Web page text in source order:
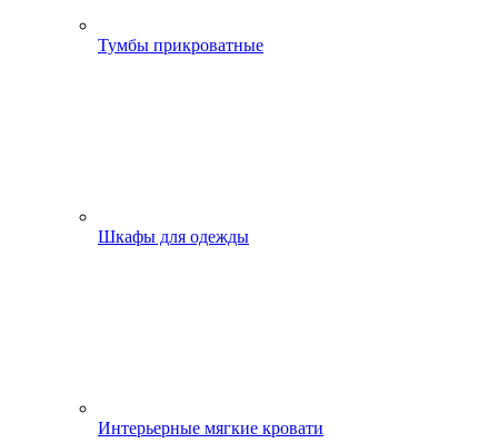
Тумбы прикроватные
Шкафы для одежды
Интерьерные мягкие кровати